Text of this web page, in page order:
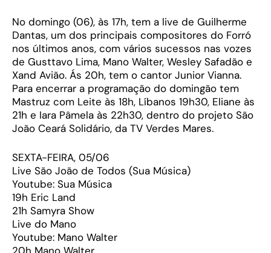
No domingo (06), às 17h, tem a live de Guilherme
Dantas, um dos principais compositores do Forró
nos últimos anos, com vários sucessos nas vozes
de Gusttavo Lima, Mano Walter, Wesley Safadão e
Xand Avião. Ás 20h, tem o cantor Junior Vianna.
Para encerrar a programação do domingão tem
Mastruz com Leite às 18h, Líbanos 19h30, Eliane às
21h e Iara Pâmela às 22h30, dentro do projeto São
João Ceará Solidário, da TV Verdes Mares.
SEXTA-FEIRA, 05/06
Live São João de Todos (Sua Música)
Youtube: Sua Música
19h Eric Land
21h Samyra Show
Live do Mano
Youtube: Mano Walter